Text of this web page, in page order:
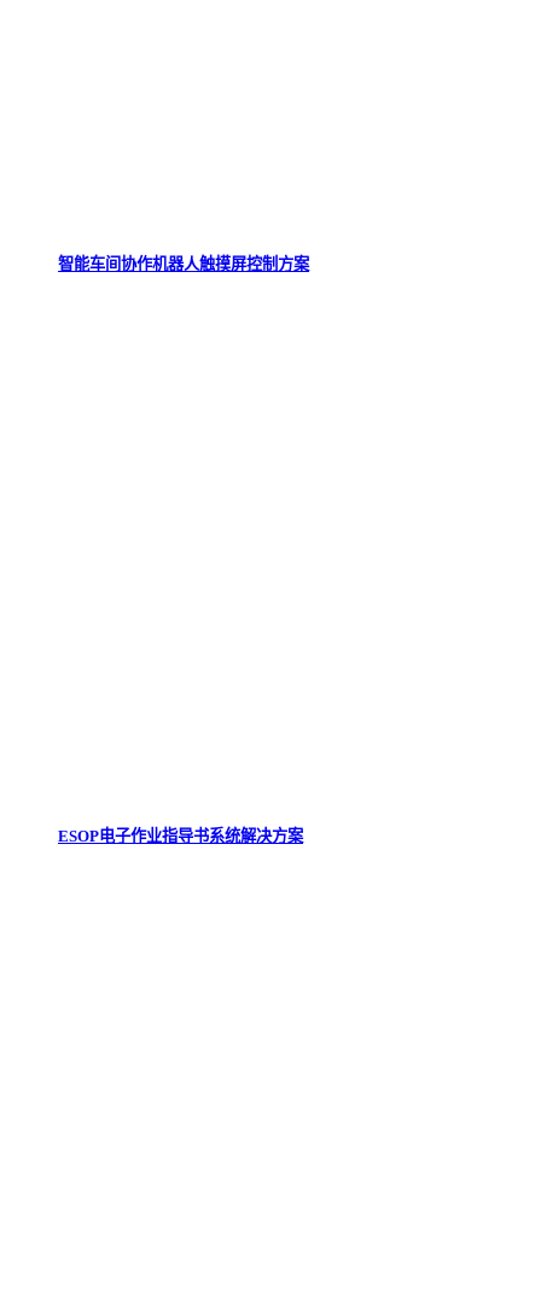
智能车间协作机器人触摸屏控制方案
ESOP电子作业指导书系统解决方案